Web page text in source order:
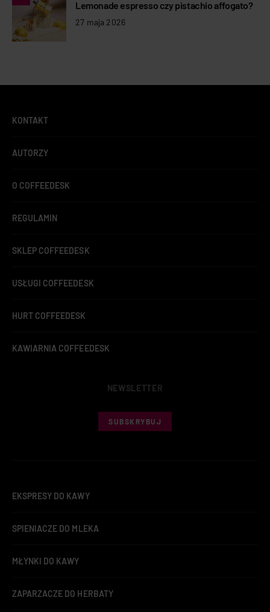
Lemonade espresso czy pistachio affogato?
27 maja 2026
KONTAKT
AUTORZY
O COFFEEDESK
REGULAMIN
SKLEP COFFEEDESK
USŁUGI COFFEEDESK
HURT COFFEEDESK
KAWIARNIA COFFEEDESK
NEWSLETTER
SUBSKRYBUJ
EKSPRESY DO KAWY
SPIENIACZE DO MLEKA
MŁYNKI DO KAWY
ZAPARZACZE DO HERBATY